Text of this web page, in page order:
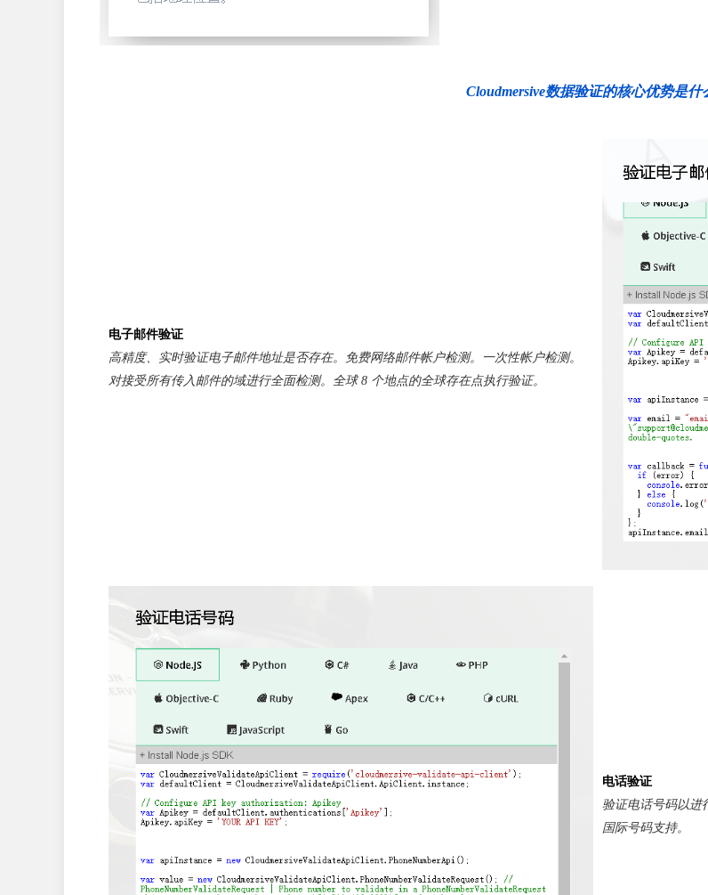
Cloudmersive数据验证的核心优势是什
电子邮件验证
高精度、实时验证电子邮件地址是否存在。免费网络邮件帐户检测。一次性帐户检测。
对接受所有传入邮件的域进行全面检测。全球 8 个地点的全球存在点执行验证。
电话验证
验证电话号码以进
国际号码支持。